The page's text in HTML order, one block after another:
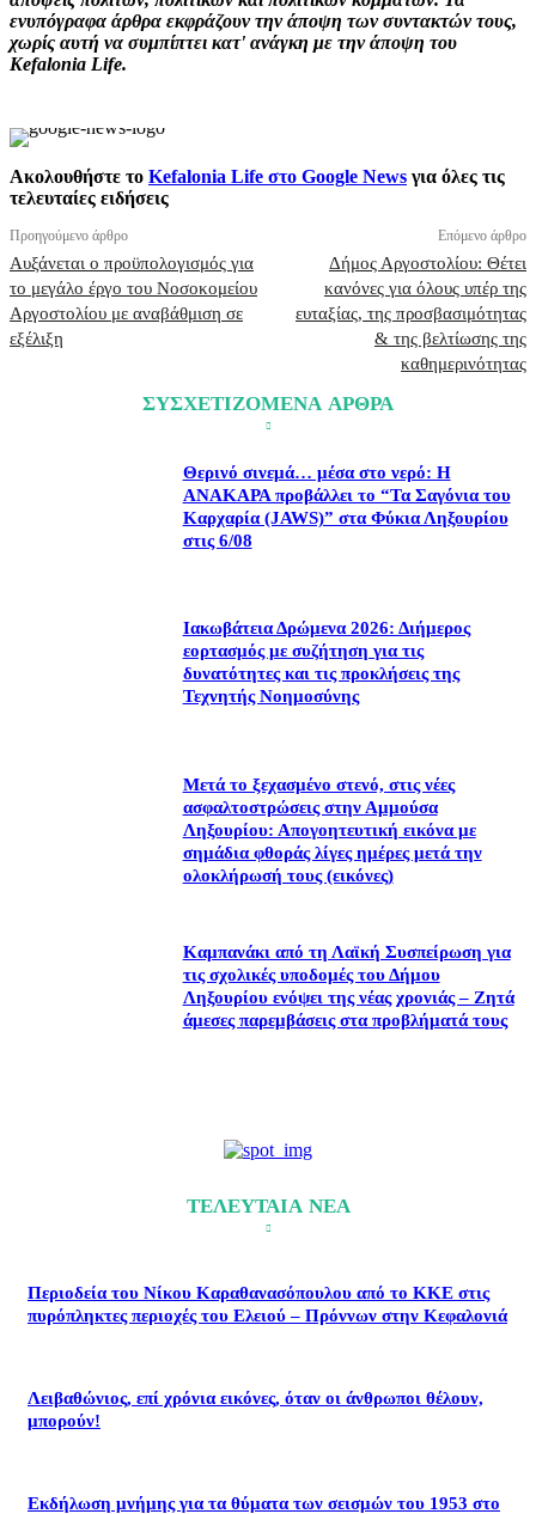
ενυπόγραφα άρθρα εκφράζουν την άποψη των συντακτών τους,
χωρίς αυτή να συμπίπτει κατ' ανάγκη με την άποψη του
Kefalonia Life.
Ακολουθήστε το Kefalonia Life στο Google News για όλες τις
τελευταίες ειδήσεις
Προηγούμενο άρθρο
Αυξάνεται ο προϋπολογισμός για
το μεγάλο έργο του Νοσοκομείου
Αργοστολίου με αναβάθμιση σε
εξέλιξη
Επόμενο άρθρο
Δήμος Αργοστολίου: Θέτει
κανόνες για όλους υπέρ της
ευταξίας, της προσβασιμότητας
& της βελτίωσης της
καθημερινότητας
ΣΥΣΧΕΤΙΖΟΜΕΝΑ ΑΡΘΡΑ
Θερινό σινεμά… μέσα στο νερό: Η
ΑΝΑΚΑΡΑ προβάλλει το “Τα Σαγόνια του
Καρχαρία (JAWS)” στα Φύκια Ληξουρίου
στις 6/08
Ιακωβάτεια Δρώμενα 2026: Διήμερος
εορτασμός με συζήτηση για τις
δυνατότητες και τις προκλήσεις της
Τεχνητής Νοημοσύνης
Μετά το ξεχασμένο στενό, στις νέες
ασφαλτοστρώσεις στην Αμμούσα
Ληξουρίου: Απογοητευτική εικόνα με
σημάδια φθοράς λίγες ημέρες μετά την
ολοκλήρωσή τους (εικόνες)
Καμπανάκι από τη Λαϊκή Συσπείρωση για
τις σχολικές υποδομές του Δήμου
Ληξουρίου ενόψει της νέας χρονιάς – Ζητά
άμεσες παρεμβάσεις στα προβλήματά τους
ΤΕΛΕΥΤΑΙΑ ΝΕΑ
Περιοδεία του Νίκου Καραθανασόπουλου από το ΚΚΕ στις
πυρόπληκτες περιοχές του Ελειού – Πρόννων στην Κεφαλονιά
Λειβαθώνιος, επί χρόνια εικόνες, όταν οι άνθρωποι θέλουν,
μπορούν!
Εκδήλωση μνήμης για τα θύματα των σεισμών του 1953 στο